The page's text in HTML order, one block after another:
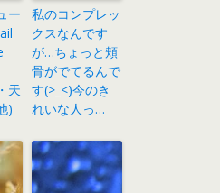
ー
天
)
私のコンプレッ
クスなんです
が…ちょっと頬
骨がでてるんで
す(>_<)今のき
れいな人っ…